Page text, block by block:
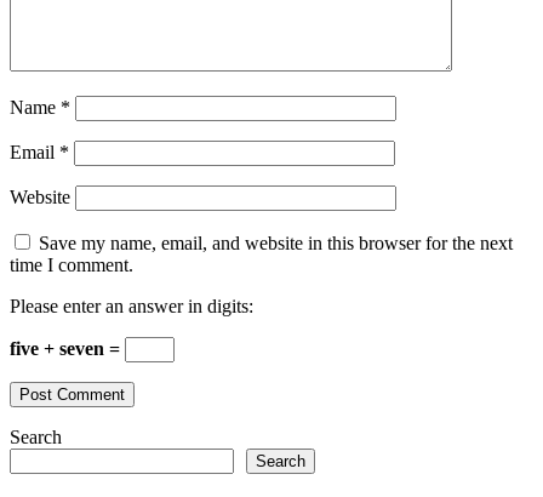
Name *
Email *
Website
Save my name, email, and website in this browser for the next
time I comment.
Please enter an answer in digits:
five + seven =
Search
Search